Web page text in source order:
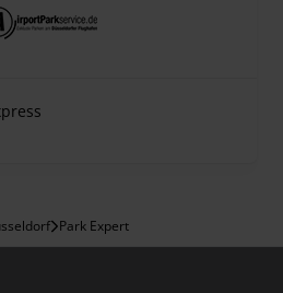
Park Expert